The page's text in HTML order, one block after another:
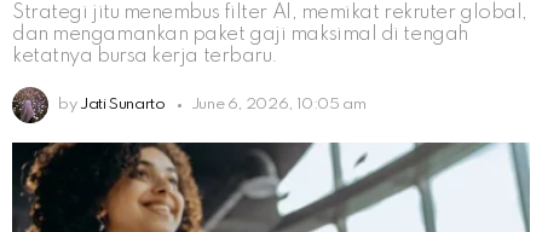
Strategi jitu menembus filter AI, memikat rekruter global,
dan mengamankan paket gaji maksimal di tengah
ketatnya bursa kerja terbaru.
by Jati Sunarto June 6, 2026, 10:05 am